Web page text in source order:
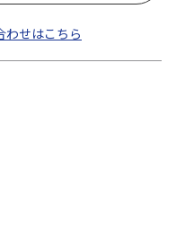
わせはこちら